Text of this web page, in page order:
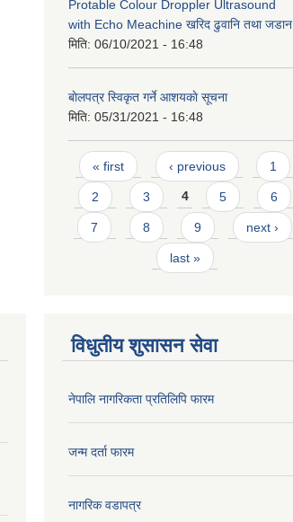
Protable Colour Droppler Ultrasound
with Echo Meachine खरिद ढुवानि तथा जडान
मिति: 06/10/2021 - 16:48
बाेलपत्र स्विकृत गर्ने आशयकाे सूचना
मिति: 05/31/2021 - 16:48
Pages
« first ‹ previous 1
2 3 4 5 6
7 8 9 next ›
last »
विधुतीय शुसासन सेवा
नेपालि नागरिकता प्रतिलिपि फारम
जन्म दर्ता फारम
नागरिक वडापत्र